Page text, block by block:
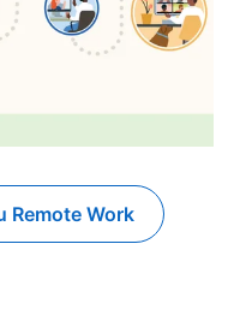
Remote Work